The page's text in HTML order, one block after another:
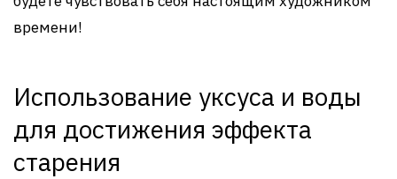
времени!
Использование уксуса и воды
для достижения эффекта
старения